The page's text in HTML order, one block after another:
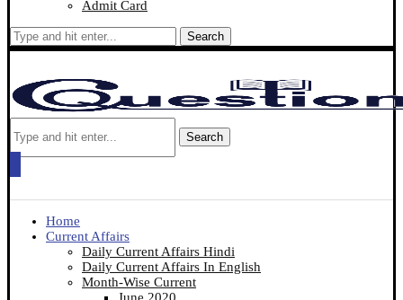
Admit Card
Search
Search
Home
Current Affairs
Daily Current Affairs Hindi
Daily Current Affairs In English
Month-Wise Current